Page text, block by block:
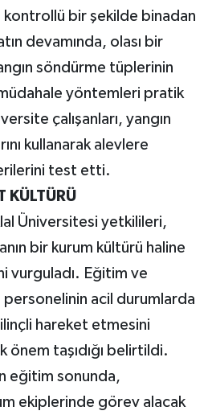
bir şekilde binadan
devamında, olası bir
söndürme tüplerinin
müdahale yöntemleri pratik
çalışanları, yangın
kullanarak alevlere
test etti.
KÜLTÜRÜ
Üniversitesi yetkilileri,
bir kurum kültürü haline
vurguladı. Eğitim ve
acil durumlarda
hareket etmesini
önem taşıdığı belirtildi.
eğitim sonunda,
ekiplerinde görev alacak